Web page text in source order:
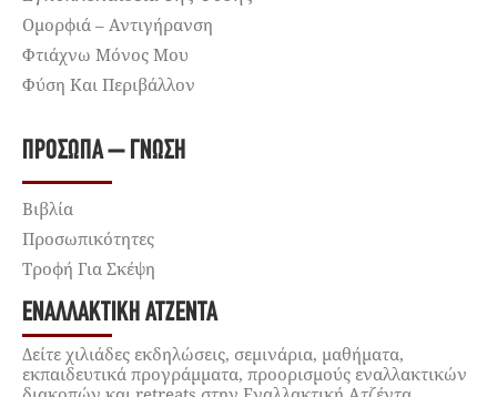
Ομορφιά – Αντιγήρανση
Φτιάχνω Μόνος Μου
Φύση Και Περιβάλλον
ΠΡΌΣΩΠΑ – ΓΝΏΣΗ
Βιβλία
Προσωπικότητες
Τροφή Για Σκέψη
ΕΝΑΛΛΑΚΤΙΚΉ ΑΤΖΈΝΤΑ
Δείτε χιλιάδες εκδηλώσεις, σεμινάρια, μαθήματα,
εκπαιδευτικά προγράμματα, προορισμούς εναλλακτικών